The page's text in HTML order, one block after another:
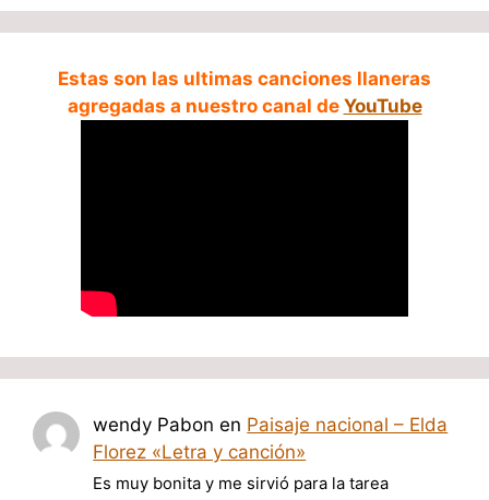
Estas son las ultimas canciones llaneras
agregadas a nuestro canal de YouTube
wendy Pabon en Paisaje nacional – Elda
Florez «Letra y canción»
Es muy bonita y me sirvió para la tarea